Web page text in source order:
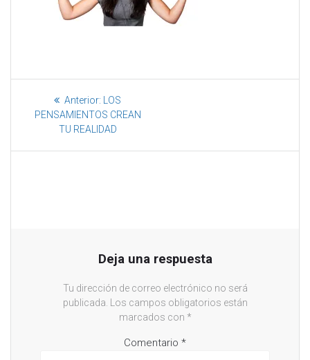
Anterior:
LOS
PENSAMIENTOS CREAN
TU REALIDAD
Deja una respuesta
Tu dirección de correo electrónico no será
publicada.
Los campos obligatorios están
marcados con *
Comentario *